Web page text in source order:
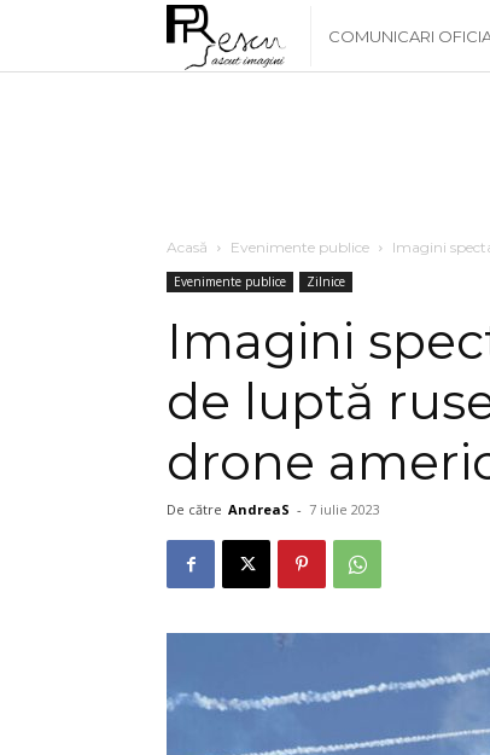
www.PRescu.ro
COMUNICARI
Acasă Evenimente publice Imagini
Evenimente publice Zilnice
Imagini
de luptă
drone
De către AndreaS - 7 iulie 2023